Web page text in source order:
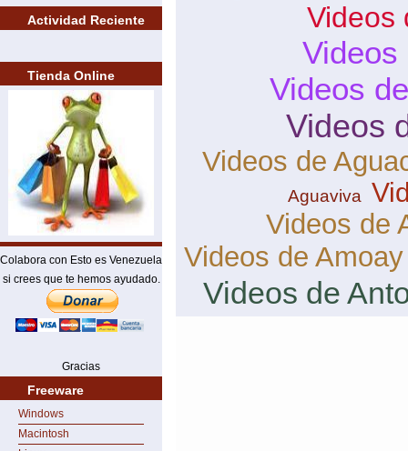
Actividad Reciente
Tienda Online
Colabora con Esto es Venezuela
si crees que te hemos ayudado.
Gracias
Freeware
Windows
Macintosh
Videos
Videos
Videos
Videos
Videos de
Aguaviva
Videos de
Videos de Amoay
Videos de